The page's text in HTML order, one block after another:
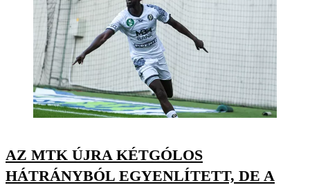
AZ MTK ÚJRA KÉTGÓLOS
HÁTRÁNYBÓL EGYENLÍTETT, DE A